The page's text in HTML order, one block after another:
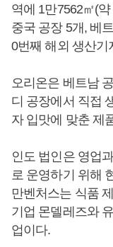
역에 1만7562㎡(
중국 공장 5개, 베
0번째 해외 생산기
오리온은 베트남
디 공장에서 직접
자 입맛에 맞춘 제
인도 법인은 영업
로 운영하기 위해
만벤처스는 식품
기업 몬델레즈와
업이다.